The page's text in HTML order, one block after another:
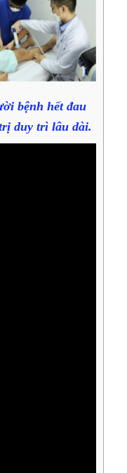
bệnh hết đau
duy trì lâu dài.